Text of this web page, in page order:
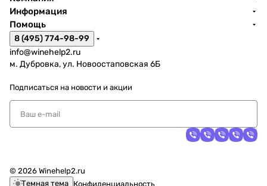
Информация
Помощь
8 (495) 774-98-99
info@winehelp2.ru
м. Дубровка, ул. Новоостаповская 6Б
Подписаться на новости и акции
© 2026 Winehelp2.ru
Темная тема Конфиденциальность